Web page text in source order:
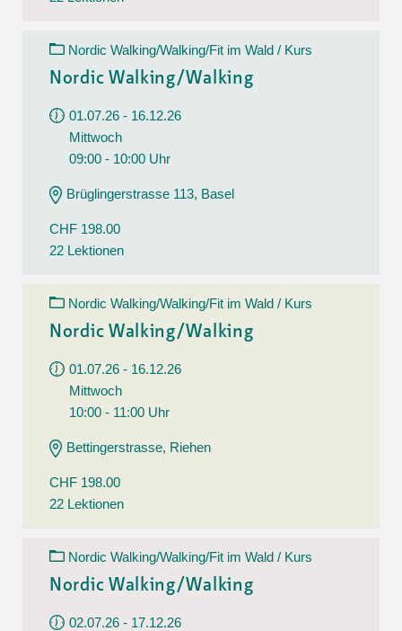
Nordic Walking/Walking/Fit im Wald / Kurs
Nordic Walking/Walking
01.07.26 - 16.12.26
Mittwoch
09:00 - 10:00 Uhr
Brüglingerstrasse 113, Basel
CHF 198.00
22 Lektionen
Nordic Walking/Walking/Fit im Wald / Kurs
Nordic Walking/Walking
01.07.26 - 16.12.26
Mittwoch
10:00 - 11:00 Uhr
Bettingerstrasse, Riehen
CHF 198.00
22 Lektionen
Nordic Walking/Walking/Fit im Wald / Kurs
Nordic Walking/Walking
02.07.26 - 17.12.26